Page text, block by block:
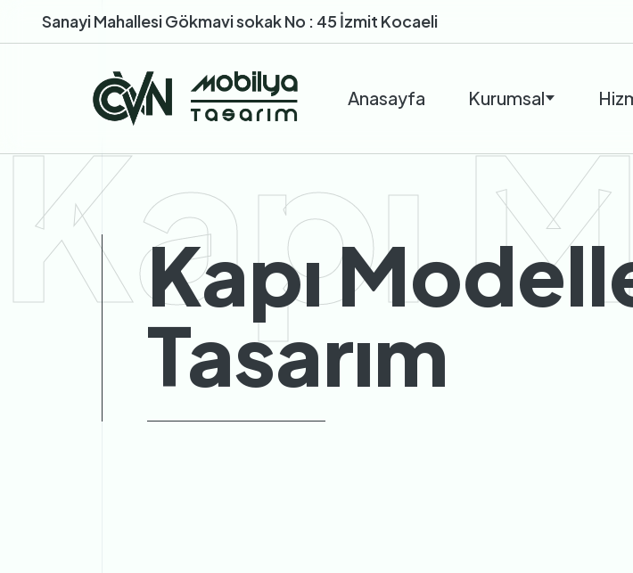
Sanayi Mahallesi Gökmavi sokak No : 45 İzmit Kocaeli
Anasayfa Kurumsal
Kapı
Kapı
Tasarım